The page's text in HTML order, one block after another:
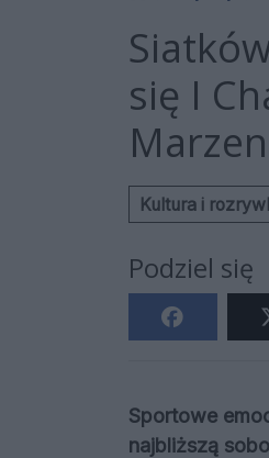
się I
Kultura i
Podziel się
Sportowe
najbliższą